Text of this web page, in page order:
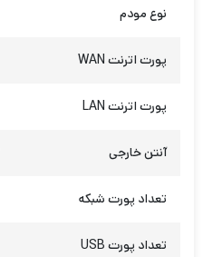
نوع مودم
پورت اترنت WAN
پورت اترنت LAN
آنتن خارجی
تعداد پورت شبکه
تعداد پورت USB